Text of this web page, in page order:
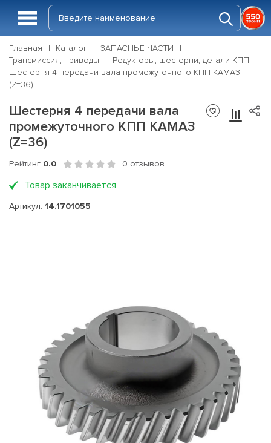
Главная Каталог
ЗАПАСНЫЕ ЧАСТИ
Трансмиссия, приводы
Редукторы, шестерни, детали КПП
Шестерня 4 передачи вала промежуточного КПП КАМАЗ
(Z=36)
Шестерня 4 передачи вала
промежуточного КПП КАМАЗ
(Z=36)
Рейтинг 0.0 0 отзывов
Товар заканчивается
Артикул: 14.1701055